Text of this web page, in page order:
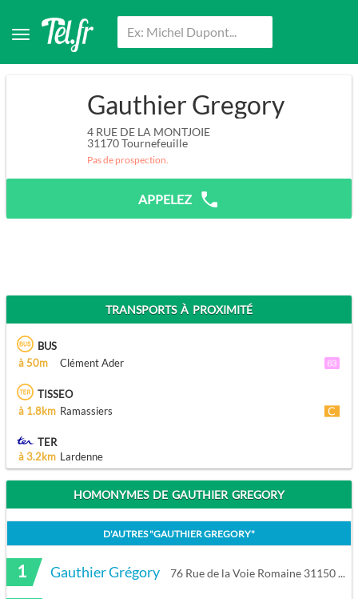
Gauthier Gregory
4 RUE DE LA MONTJOIE
31170Tournefeuille
Pas de prospection.
APPELEZ
TRANSPORTS À PROXIMITÉ
BUS
à 50m
Clément Ader
TISSEO
à 1.8km Ramassiers
TER
à 3.2km Lardenne
HOMONYMES DE GAUTHIER GREGORY
D'AUTRES "GAUTHIER GREGORY"
1 Gauthier Grégory 76 Rue de la Voie Romaine 31150 Gagnac-sur-Garonne